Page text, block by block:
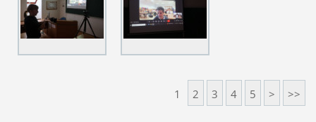
1 2 3 4 5 > >>